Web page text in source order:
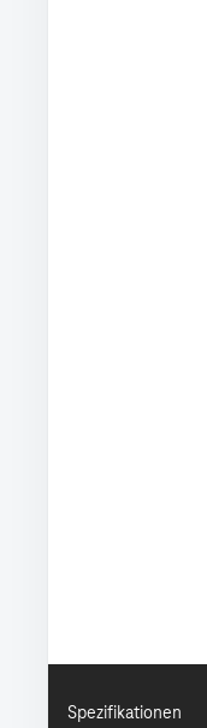
Spezifikationen